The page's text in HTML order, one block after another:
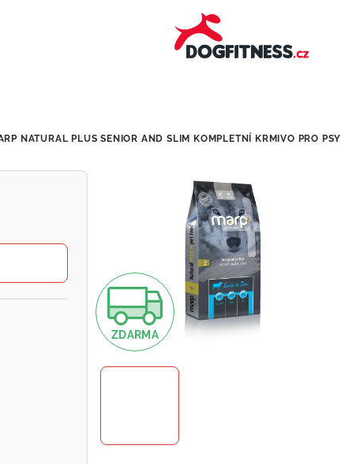
NATURAL PLUS SENIOR AND SLIM KOMPLETNÍ KRMIVO PRO PSY
Z
D
ZDARMA